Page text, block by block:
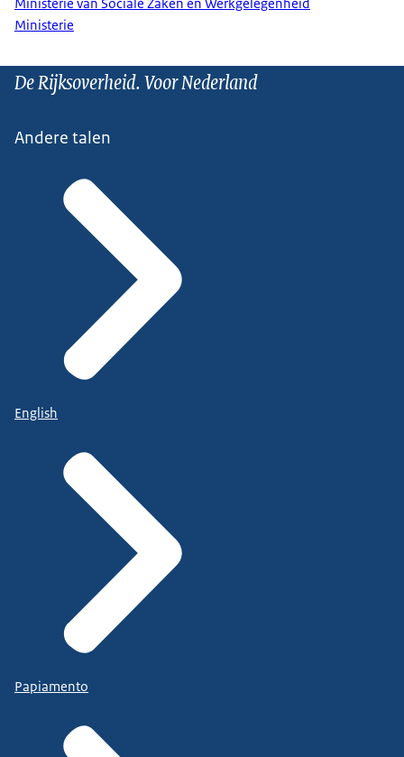
Ministerie
De Rijksoverheid. Voor Nederland
Andere talen
English
Papiamento